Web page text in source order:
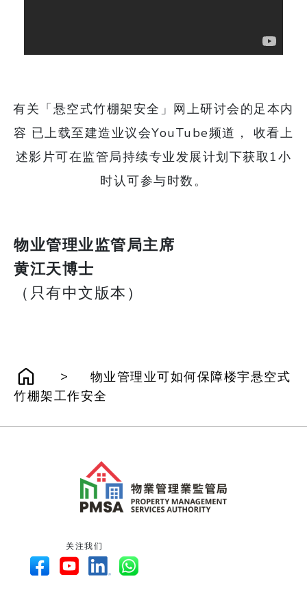
有关「悬空式竹棚架安全」网上研讨会的足本内
容 已上载至建造业议会YouTube频道， 收看上
述影片可在监管局持续专业发展计划下获取1小
时认可参与时数。
物业管理业监管局主席
黄江天博士
（只有中文版本）
>
物业管理业可如何保障楼宇悬空式
竹棚架工作安全
关注我们